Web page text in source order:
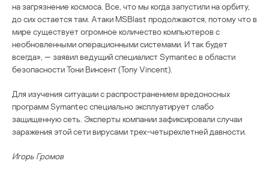
на загрязнение космоса. Все, что мы когда запустили на орбиту,
до сих остается там. Атаки MSBlast продолжаются, потому что в
мире существует огромное количество компьютеров с
необновленными операционными системами. И так будет
всегда», — заявил ведущий специалист Symantec в области
безопасности Тони Винсент (Tony Vincent).
Для изучения ситуации с распространением вредоносных
программ Symantec специально эксплуатирует слабо
защищенную сеть. Эксперты компании зафиксировали случаи
заражения этой сети вирусами трех-четырехлетней давности.
Игорь Громов